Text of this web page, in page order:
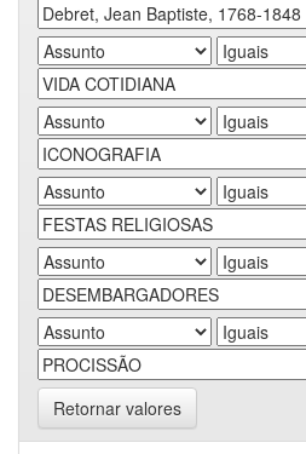
Retornar valores